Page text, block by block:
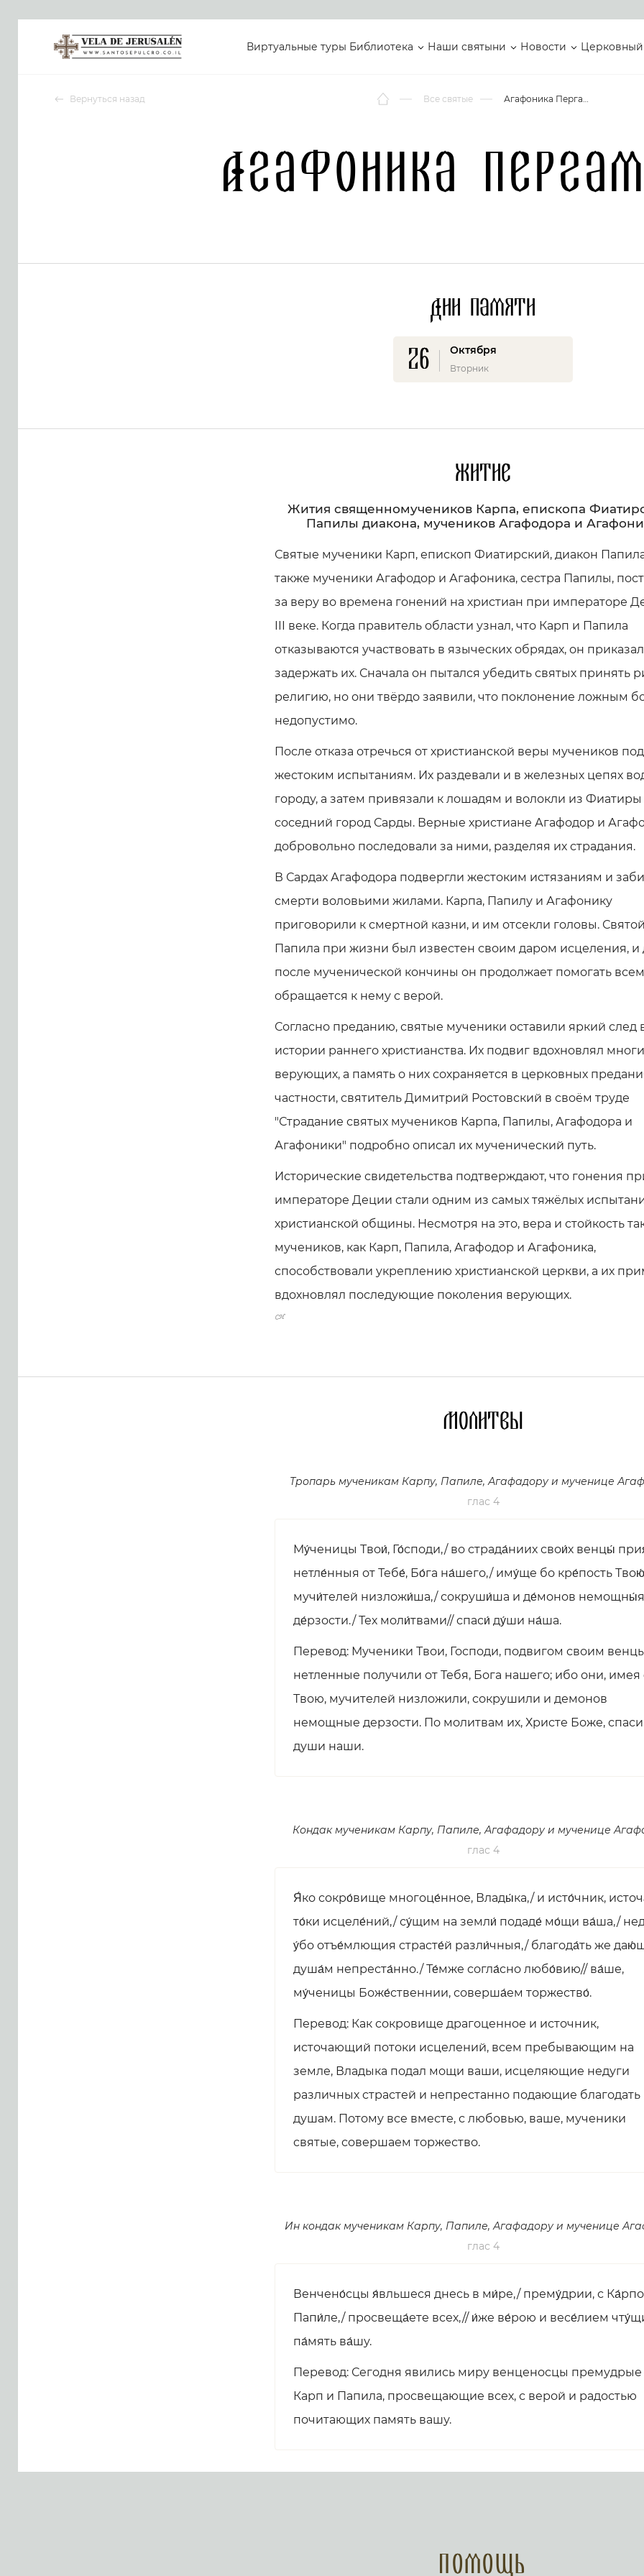
Виртуальные туры Библиотека Наши святыни Новости Церковный
Вернуться назад Все святые Агафоника Пергамская
Агафоника
Дни памяти
26 Октября
Вторник
Житие
Жития священномучеников Карпа, епископа
Папилы диакона, мучеников Агафодора и
Святые мученики Карп, епископ Фиатирский, диакон
также мученики Агафодор и Агафоника, сестра Папилы,
за веру во времена гонений на христиан при императоре
III веке. Когда правитель области узнал, что Карп и Папила
отказываются участвовать в языческих обрядах, он приказал
задержать их. Сначала он пытался убедить святых принять
религию, но они твёрдо заявили, что поклонение ложным
недопустимо.
После отказа отречься от христианской веры мучеников
жестоким испытаниям. Их раздевали и в железных цепях
городу, а затем привязали к лошадям и волокли из Фиатиры
соседний город Сарды. Верные христиане Агафодор и
добровольно последовали за ними, разделяя их страдания.
В Сардах Агафодора подвергли жестоким истязаниям и
смерти воловьими жилами. Карпа, Папилу и Агафонику
приговорили к смертной казни, и им отсекли головы. Святой
Папила при жизни был известен своим даром исцеления, и
после мученической кончины он продолжает помогать
обращается к нему с верой.
Согласно преданию, святые мученики оставили яркий след
истории раннего христианства. Их подвиг вдохновлял
верующих, а память о них сохраняется в церковных
частности, святитель Димитрий Ростовский в своём труде
"Страдание святых мучеников Карпа, Папилы, Агафодора и
Агафоники" подробно описал их мученический путь.
Исторические свидетельства подтверждают, что гонения
императоре Деции стали одним из самых тяжёлых
христианской общины. Несмотря на это, вера и стойкость
мучеников, как Карп, Папила, Агафодор и Агафоника,
способствовали укреплению христианской церкви, а их
вдохновлял последующие поколения верующих.
Молитвы
Тропарь мученикам Карпу, Папиле, Агафадору и мученице
глас 4
Му́ченицы Твои́, Го́споди,/ во страда́ниих свои́х венцы́
нетле́нныя от Тебе́, Бо́га на́шего,/ иму́ще бо кре́пость
мучи́телей низложи́ша,/ сокруши́ша и де́монов немощны́я
де́рзости./ Тех моли́твами// спаси́ ду́ши на́ша.
Перевод: Мученики Твои, Господи, подвигом своим
нетленные получили от Тебя, Бога нашего; ибо они, имея
Твою, мучителей низложили, сокрушили и демонов
немощные дерзости. По молитвам их, Христе Боже, спаси
души наши.
Кондак мученикам Карпу, Папиле, Агафадору и мученице
глас 4
Я́ко сокро́вище многоце́нное, Влады́ка,/ и исто́чник,
то́ки исцеле́ний,/ су́щим на земли́ подаде́ мо́щи ва́ша,/
у́бо отъе́млющия страсте́й разли́чныя,/ благода́ть же
душа́м непреста́нно./ Те́мже согла́сно любо́вию// ва́ше,
му́ченицы Боже́ственнии, соверша́ем торжество́.
Перевод: Как сокровище драгоценное и источник,
источающий потоки исцелений, всем пребывающим на
земле, Владыка подал мощи ваши, исцеляющие недуги
различных страстей и непрестанно подающие благодать
душам. Потому все вместе, с любовью, ваше, мученики
святые, совершаем торжество.
Ин кондак мученикам Карпу, Папиле, Агафадору и мученице
глас 4
Венчено́сцы я́вльшеся днесь в ми́ре,/ прему́дрии, с
Папи́ле,/ просвеща́ете всех,// и́же ве́рою и весе́лием
па́мять ва́шу.
Перевод: Сегодня явились миру венценосцы премудрые
Карп и Папила, просвещающие всех, с верой и радостью
почитающих память вашу.
Помощь